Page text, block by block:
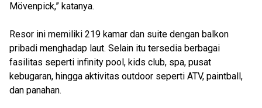
Mövenpick,” katanya.
Resor ini memiliki 219 kamar dan suite dengan balkon
pribadi menghadap laut. Selain itu tersedia berbagai
fasilitas seperti infinity pool, kids club, spa, pusat
kebugaran, hingga aktivitas outdoor seperti ATV, paintball,
dan panahan.